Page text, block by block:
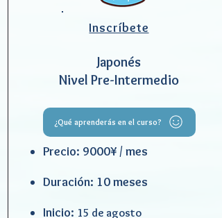
Inscríbete
Japonés
Nivel Pre-Intermedio
¿Qué aprenderás en el curso?
Precio: 9000¥ / mes
Duración: 10 meses
Inicio: 15 de agosto